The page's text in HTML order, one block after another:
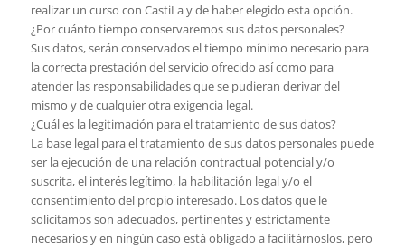
realizar un curso con CastiLa y de haber elegido esta opción.
¿Por cuánto tiempo conservaremos sus datos personales?
Sus datos, serán conservados el tiempo mínimo necesario para
la correcta prestación del servicio ofrecido así como para
atender las responsabilidades que se pudieran derivar del
mismo y de cualquier otra exigencia legal.
¿Cuál es la legitimación para el tratamiento de sus datos?
La base legal para el tratamiento de sus datos personales puede
ser la ejecución de una relación contractual potencial y/o
suscrita, el interés legítimo, la habilitación legal y/o el
consentimiento del propio interesado. Los datos que le
solicitamos son adecuados, pertinentes y estrictamente
necesarios y en ningún caso está obligado a facilitárnoslos, pero